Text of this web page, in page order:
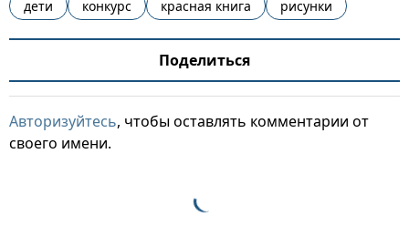
дети конкурс красная книга рисунки
Поделиться
Авторизуйтесь, чтобы оставлять комментарии от
своего имени.